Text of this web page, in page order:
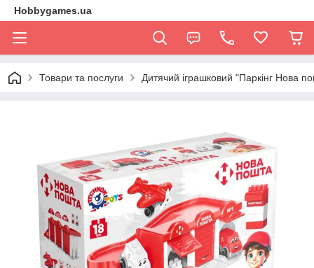
Hobbygames.ua
Товари та послуги Дитячий іграшковий "Паркінг Нова